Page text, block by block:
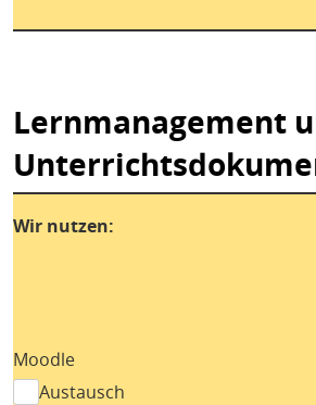
Lernmanagement
Wir nutzen:
Moodle
Austausch